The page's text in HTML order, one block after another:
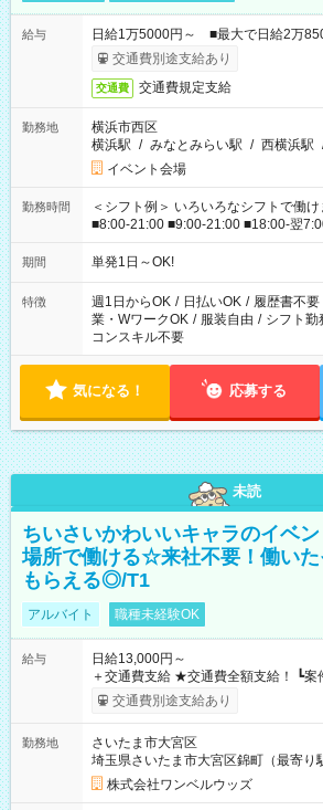
給与
日給1万5000円～ ■最大で日給2万
交通費別途支給あり
交通費 交通費規定支給
勤務地
横浜市西区
横浜駅 / みなとみらい駅 / 西横浜駅
イベント会場
勤務時間
＜シフト例＞ いろいろなシフトで働
■8:00-21:00 ■9:00-21:00 ■18:00-翌
期間 単発1日～OK!
特徴 週1日からOK / 日払いOK / 履歴書不要
業・WワークOK / 服装自由 / シフト勤
コンスキル不要
気になる！ 応募する
未読
ちいさいかわいいキャラのイベ
場所で働ける☆来社不要！働い
もらえる◎/T1
アルバイト 職種未経験OK
給与
日給13,000円～
＋交通費支給 ★交通費全額支給！ ┗案件により規定あり ★日払
いOK！（規定あり） ┗働いたその日
ンビニATMから 日払い分を引き落とせます！ 【試
交通費別途支給あり
勤務地
さいたま市大宮区
埼玉県さいたま市大宮区錦町（最寄り
株式会社ワンベルウッズ